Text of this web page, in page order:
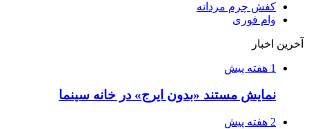
کفش چرم مردانه
وام فوری
آخرین اخبار
1 هفته پیش
نمایش مستند «بدون ایرج» در خانه سینما
2 هفته پیش